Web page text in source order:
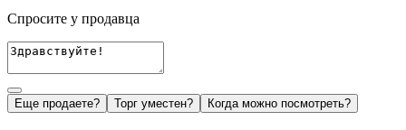
Спросите у продавца
Еще продаете? Торг уместен? Когда можно посмотреть?